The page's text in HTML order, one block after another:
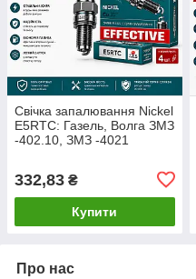
Свічка запалювання Nickel
E5RTC: Газель, Волга ЗМЗ
-402.10, ЗМЗ -4021
(ГБО) "TORCH" (кт. 4 шт.)
BPR5HS
332,83 ₴
Купити
Про нас